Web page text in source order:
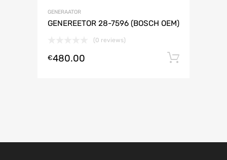
GENERAATOR
GENEREETOR 28-7596 (BOSCH OEM)
(0 reviews)
€480.00